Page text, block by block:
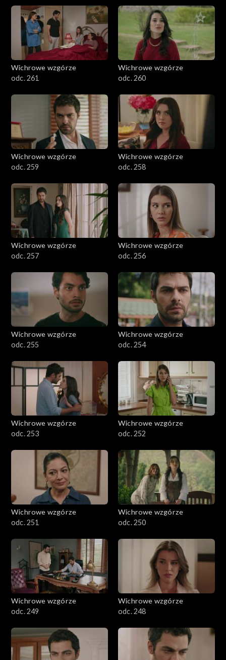
Wichrowe wzgórze
odc. 261
Wichrowe wzgórze
odc. 260
Wichrowe wzgórze
odc. 259
Wichrowe wzgórze
odc. 258
Wichrowe wzgórze
odc. 257
Wichrowe wzgórze
odc. 256
Wichrowe wzgórze
odc. 255
Wichrowe wzgórze
odc. 254
Wichrowe wzgórze
odc. 253
Wichrowe wzgórze
odc. 252
Wichrowe wzgórze
odc. 251
Wichrowe wzgórze
odc. 250
Wichrowe wzgórze
odc. 249
Wichrowe wzgórze
odc. 248